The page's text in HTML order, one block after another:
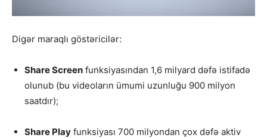
Digər maraqlı göstəricilər:
Share Screen funksiyasından 1,6 milyard dəfə istifadə
olunub (bu videoların ümumi uzunluğu 900 milyon
saatdır);
Share Play funksiyası 700 milyondan çox dəfə aktiv